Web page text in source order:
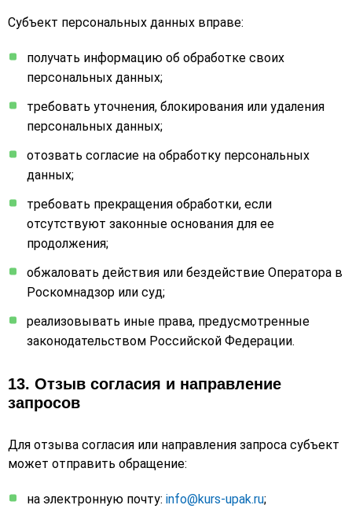
Субъект персональных данных вправе:
получать информацию об обработке своих
персональных данных;
требовать уточнения, блокирования или удаления
персональных данных;
отозвать согласие на обработку персональных
данных;
требовать прекращения обработки, если
отсутствуют законные основания для ее
продолжения;
обжаловать действия или бездействие Оператора в
Роскомнадзор или суд;
реализовывать иные права, предусмотренные
законодательством Российской Федерации.
13. Отзыв согласия и направление
запросов
Для отзыва согласия или направления запроса субъект
может отправить обращение:
на электронную почту: info@kurs-upak.ru;